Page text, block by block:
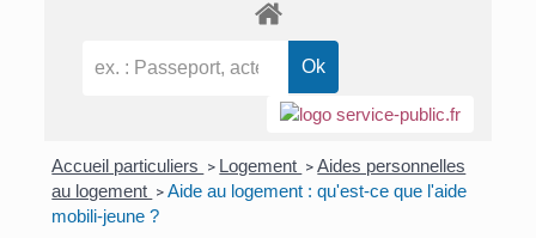
Accueil particuliers > Logement > Aides personnelles
au logement > Aide au logement : qu'est-ce que l'aide
mobili-jeune ?